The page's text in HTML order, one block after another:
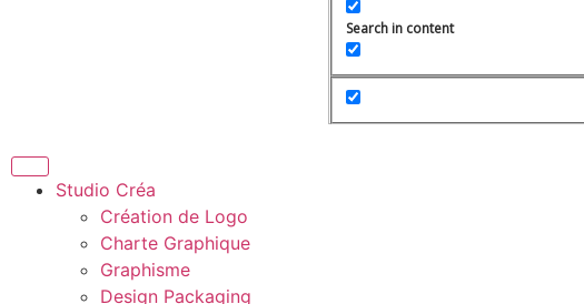
Search in content
Studio Créa
Création de Logo
Charte Graphique
Graphisme
Design Packaging